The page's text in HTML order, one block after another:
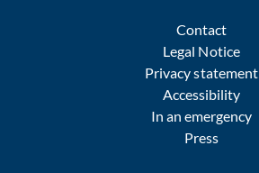
Contact
Legal Notice
Privacy statement
Accessibility
In an emergency
Press